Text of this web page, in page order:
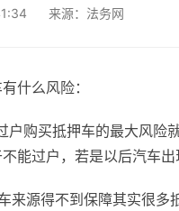
来源：法务网
什么风险：
户购买抵押车的最大风险
能过户，若是以后汽车
来源得不到保障其实很多